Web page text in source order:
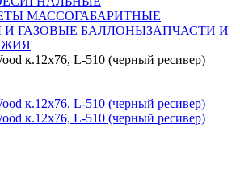
МАССОГАБАРИТНЫЕ
ГАЗОВЫЕ БАЛЛОНЫЗАПЧАСТИ И
к.12х76, L-510 (черный ресивер)